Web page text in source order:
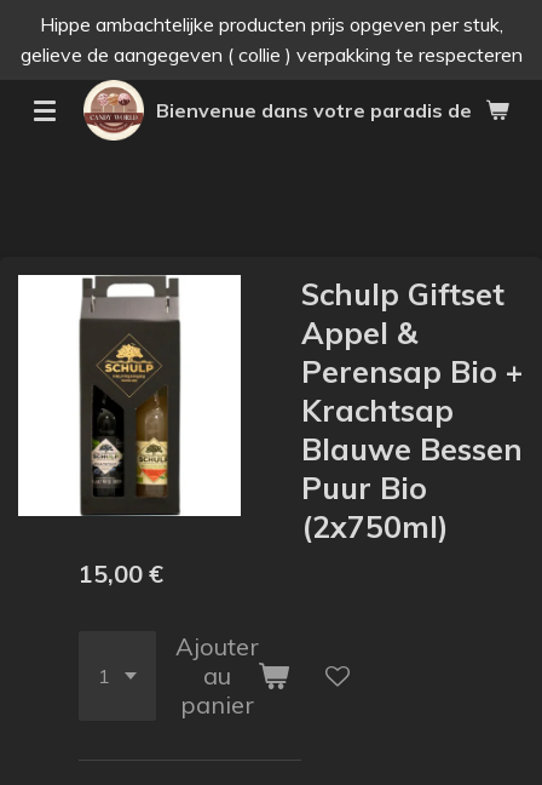
Passer
au
principal
Bienvenue dans votre paradis des
Hippe ambachtelijke producten prijs opgeven per stuk,
gelieve de aangegeven ( collie ) verpakking te respecteren
Schulp Giftset
Appel &
Perensap Bio +
Krachtsap
Blauwe Bessen
Puur Bio
(2x750ml)
15,00 €
Ajouter
au
panier